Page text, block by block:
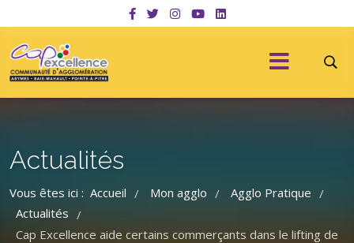
Actualités
Vous êtes ici : Accueil / Mon agglo / Agglo Pratique /
Actualités /
Cap Excellence aide certains commerçants dans le lifting de